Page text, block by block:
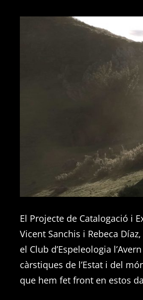
El Projecte de Catalogació i
Vicent Sanchis i Rebeca
el Club d’Espeleologia
càrstiques de l’Estat i del
que hem fet front en estos